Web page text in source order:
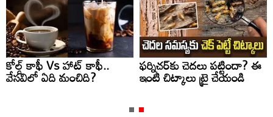
కోల్డ్ కాఫీ Vs హాట్ కాఫీ..
వేసవిలో ఏది మంచిది?
ఫర్నిచర్‌కు చెదలు పట్టిందా? ఈ
ఇంటి చిట్కాలు ట్రై చేయండి